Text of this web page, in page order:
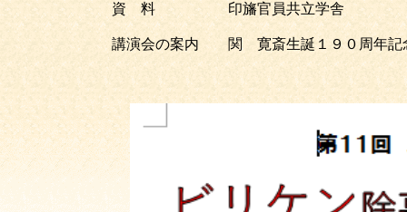
資 料 印旛官員共立
講演会の案内 関 寛斎生誕１９